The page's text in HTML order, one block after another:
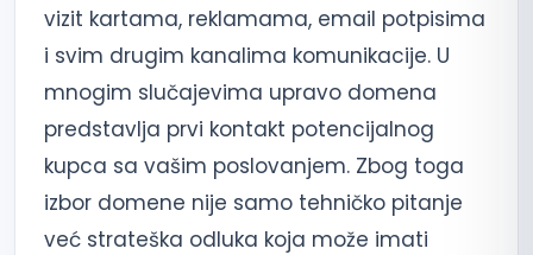
vizit kartama, reklamama, email potpisima
i svim drugim kanalima komunikacije. U
mnogim slučajevima upravo domena
predstavlja prvi kontakt potencijalnog
kupca sa vašim poslovanjem. Zbog toga
izbor domene nije samo tehničko pitanje
već strateška odluka koja može imati